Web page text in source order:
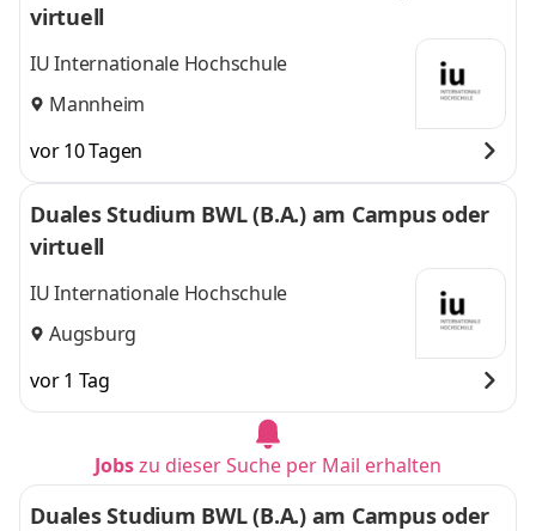
virtuell
IU Internationale Hochschule
Mannheim
vor 10 Tagen
Duales Studium BWL (B.A.) am Campus oder
virtuell
IU Internationale Hochschule
Augsburg
vor 1 Tag
Jobszu dieser Suche per Mail erhalten
Duales Studium BWL (B.A.) am Campus oder